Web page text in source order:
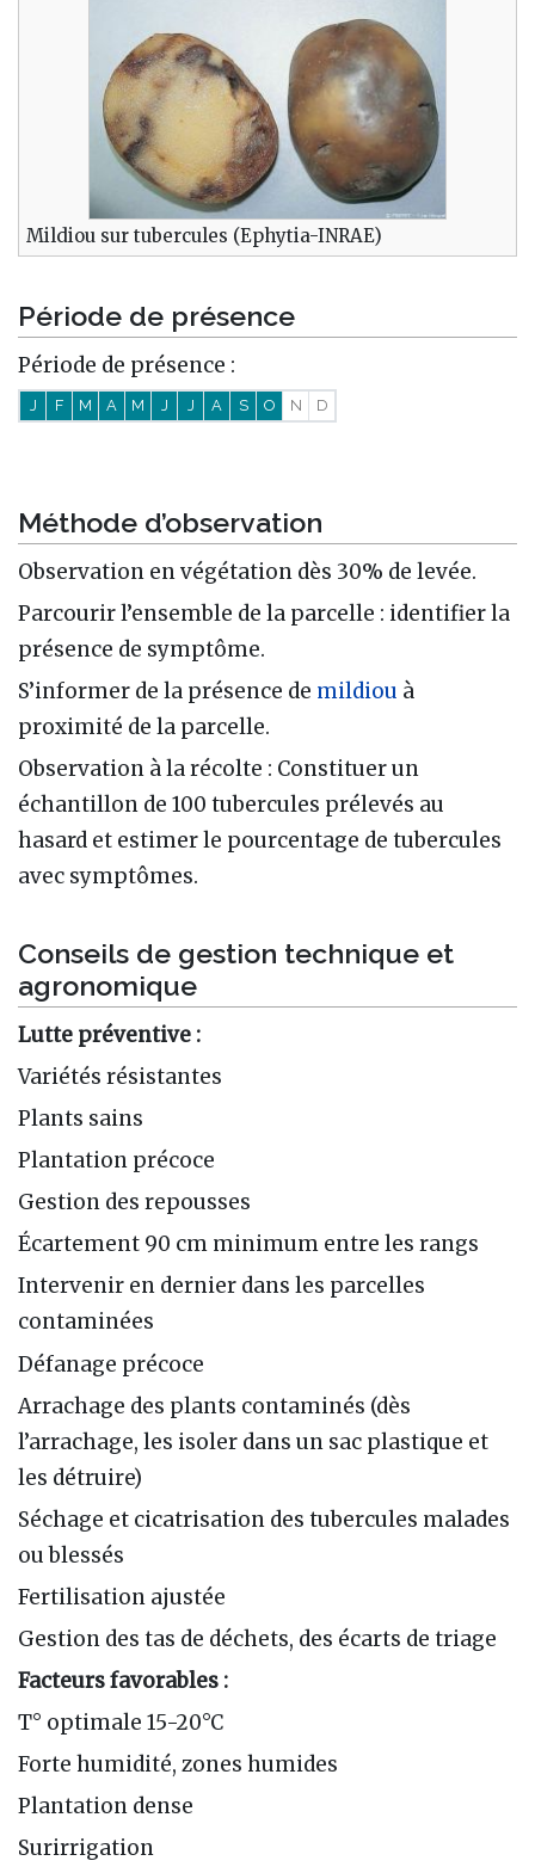
Mildiou sur tubercules (Ephytia-INRAE)
Période de présence
Période de présence :
J F M A M J J A S O N D
Méthode d’observation
Observation en végétation dès 30% de levée.
Parcourir l’ensemble de la parcelle : identifier la
présence de symptôme.
S’informer de la présence de mildiou à
proximité de la parcelle.
Observation à la récolte : Constituer un
échantillon de 100 tubercules prélevés au
hasard et estimer le pourcentage de tubercules
avec symptômes.
Conseils de gestion technique et
agronomique
Lutte préventive :
Variétés résistantes
Plants sains
Plantation précoce
Gestion des repousses
Écartement 90 cm minimum entre les rangs
Intervenir en dernier dans les parcelles
contaminées
Défanage précoce
Arrachage des plants contaminés (dès
l’arrachage, les isoler dans un sac plastique et
les détruire)
Séchage et cicatrisation des tubercules malades
ou blessés
Fertilisation ajustée
Gestion des tas de déchets, des écarts de triage
Facteurs favorables :
T° optimale 15-20°C
Forte humidité, zones humides
Plantation dense
Surirrigation